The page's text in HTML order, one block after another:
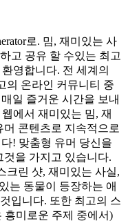
로. 밈, 재미있는 사
고 공유 할 수있는 최고
영합니다. 전 세계의
의 온라인 커뮤니티 중
일 즐거운 시간을 보내
에서 재미있는 밈, 재
콘텐츠로 지속적으로
! 맞춤형 유머 당신을
을 가지고 있습니다.
크린 샷, 재미있는 사실,
는 동물이 등장하는 애
입니다. 또한 최고의 스
흥미로운 주제 중에서)